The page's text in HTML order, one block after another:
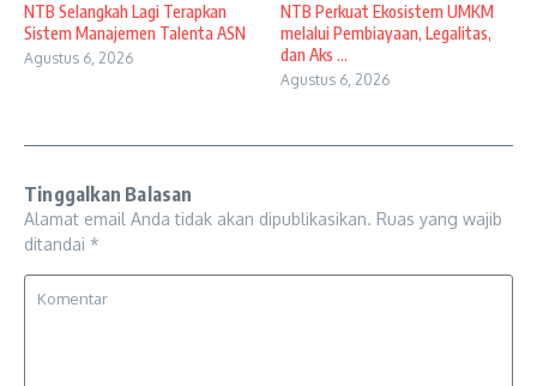
NTB Selangkah Lagi Terapkan
Sistem Manajemen Talenta ASN
Agustus 6, 2026
NTB Perkuat Ekosistem UMKM
melalui Pembiayaan, Legalitas,
dan Aks ...
Agustus 6, 2026
Tinggalkan Balasan
Alamat email Anda tidak akan dipublikasikan. Ruas yang wajib
ditandai *